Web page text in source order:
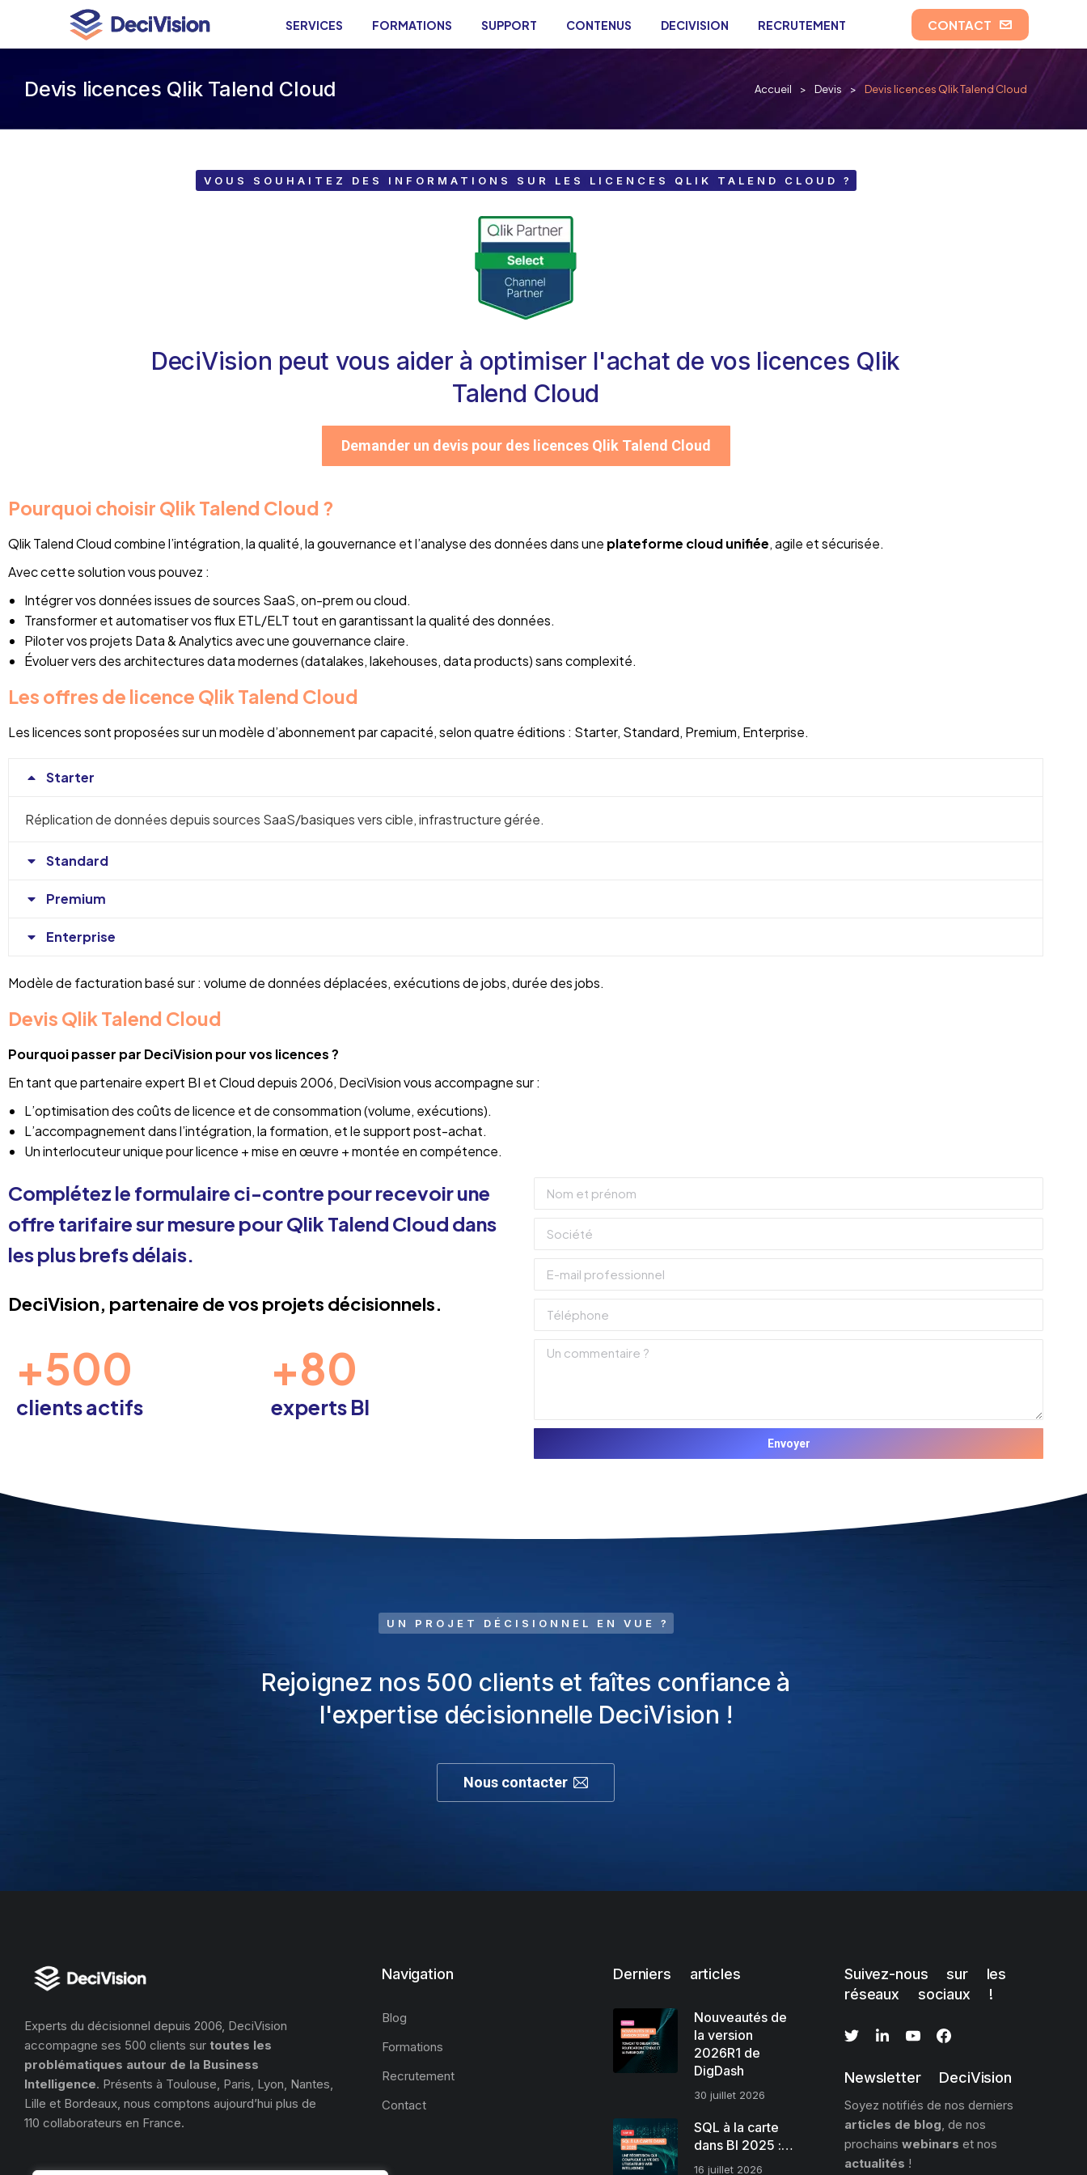
SERVICES FORMATIONS SUPPORT CONTENUS DECIVISION RECRUTEMENT CONTACT
Devis licences Qlik Talend Cloud Accueil Devis Devis licences Qlik Talend Cloud
VOUS SOUHAITEZ DES INFORMATIONS SUR LES LICENCES QLIK TALEND CLOUD ?
DeciVision peut vous aider à optimiser l'achat de vos licences Qlik
Talend Cloud
Demander un devis pour des licences Qlik Talend Cloud
Pourquoi choisir Qlik Talend Cloud ?
Qlik Talend Cloud combine l’intégration, la qualité, la gouvernance et l’analyse des données dans une plateforme cloud unifiée, agile et sécurisée.
Avec cette solution vous pouvez :
Intégrer vos données issues de sources SaaS, on-prem ou cloud.
Transformer et automatiser vos flux ETL/ELT tout en garantissant la qualité des données.
Piloter vos projets Data & Analytics avec une gouvernance claire.
Évoluer vers des architectures data modernes (datalakes, lakehouses, data products) sans complexité.
Les offres de licence Qlik Talend Cloud
Les licences sont proposées sur un modèle d’abonnement par capacité, selon quatre éditions : Starter, Standard, Premium, Enterprise.
Starter
Réplication de données depuis sources SaaS/basiques vers cible, infrastructure gérée.
Standard
Premium
Enterprise
Modèle de facturation basé sur : volume de données déplacées, exécutions de jobs, durée des jobs.
Devis Qlik Talend Cloud
Pourquoi passer par DeciVision pour vos licences ?
En tant que partenaire expert BI et Cloud depuis 2006, DeciVision vous accompagne sur :
L’optimisation des coûts de licence et de consommation (volume, exécutions).
L’accompagnement dans l’intégration, la formation, et le support post-achat.
Un interlocuteur unique pour licence + mise en œuvre + montée en compétence.
Complétez le formulaire ci-contre pour recevoir une
offre tarifaire sur mesure pour Qlik Talend Cloud dans
les plus brefs délais.
DeciVision, partenaire de vos projets décisionnels.
+500
clients actifs
+80
experts BI
Envoyer
UN PROJET DÉCISIONNEL EN VUE ?
Rejoignez nos 500 clients et faîtes confiance à
l'expertise décisionnelle DeciVision !
Nous contacter
Experts du décisionnel depuis 2006, DeciVision
accompagne ses 500 clients sur toutes les
problématiques autour de la Business
Intelligence. Présents à Toulouse, Paris, Lyon, Nantes,
Lille et Bordeaux, nous comptons aujourd’hui plus de
110 collaborateurs en France.
Navigation
Blog
Formations
Recrutement
Contact
Derniers articles
Nouveautés de
la version
2026R1 de
DigDash
30 juillet 2026
SQL à la carte
dans BI 2025 :…
16 juillet 2026
Suivez-nous sur les
réseaux sociaux !
Newsletter DeciVision
Soyez notifiés de nos derniers
articles de blog, de nos
prochains webinars et nos
actualités !